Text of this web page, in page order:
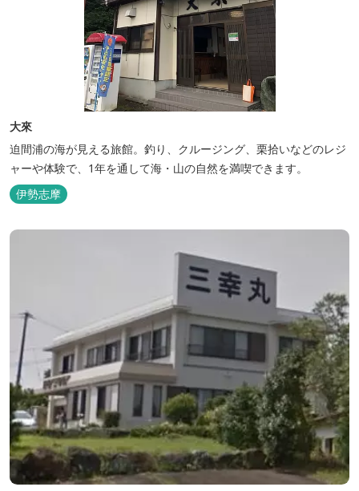
大來
迫間浦の海が見える旅館。釣り、クルージング、栗拾いなどのレジ
ャーや体験で、1年を通して海・山の自然を満喫できます。
伊勢志摩